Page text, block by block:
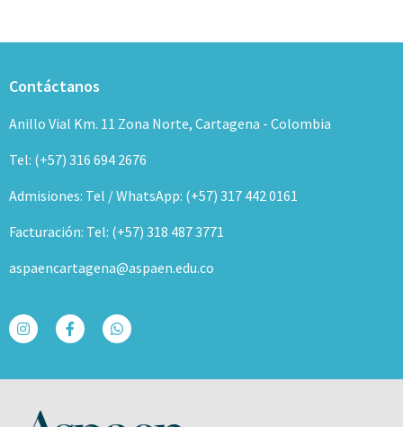
Contáctanos
Anillo Vial Km. 11 Zona Norte, Cartagena - Colombia
Tel: (+57) 316 694 2676
Admisiones: Tel / WhatsApp: (+57) 317 442 0161
Facturación: Tel: (+57) 318 487 3771
aspaencartagena@aspaen.edu.co